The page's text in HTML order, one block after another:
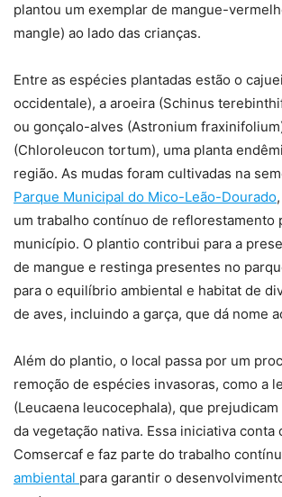
plantou um exemplar de mangue-
mangle) ao lado das crianças.
Entre as espécies plantadas estão o
occidentale), a aroeira (Schinus
ou gonçalo-alves (Astronium
(Chloroleucon tortum), uma planta
região. As mudas foram cultivadas na
Parque Municipal do Mico-Leão-Dourado
um trabalho contínuo de reflorestamento
município. O plantio contribui para a
de mangue e restinga presentes no
para o equilíbrio ambiental e habitat de
de aves, incluindo a garça, que dá nome
Além do plantio, o local passa por um
remoção de espécies invasoras, como a
(Leucaena leucocephala), que
da vegetação nativa. Essa iniciativa conta
Comsercaf e faz parte do trabalho
ambiental para garantir o